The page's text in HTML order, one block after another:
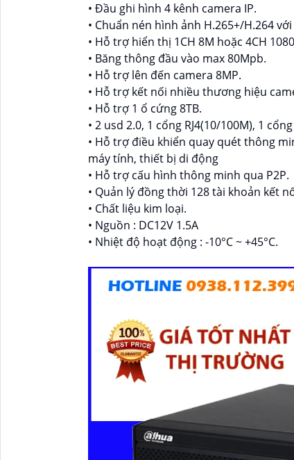
• Đầu ghi hình 4 kênh camera IP.
• Chuẩn nén hình ảnh H.265+/H.264
• Hỗ trợ hiển thị 1CH 8M hoặc 4CH
• Băng thông đầu vào max 80Mpb.
• Hỗ trợ lên đến camera 8MP.
• Hỗ trợ kết nối nhiều thương hiệu
• Hỗ trợ 1 ổ cứng 8TB.
• 2 usd 2.0, 1 cổng RJ4(10/100M), 1
• Hỗ trợ điều khiển quay quét thông
máy tính, thiết bị di động
• Hỗ trợ cấu hình thông minh qua P2P.
• Quản lý đồng thời 128 tài khoản kết
• Chất liệu kim loại.
• Nguồn : DC12V 1.5A
• Nhiệt độ hoạt động : -10°C ~ +45°C.